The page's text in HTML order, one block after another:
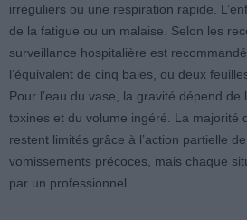
irréguliers ou une respiration rapide.
de la fatigue ou un malaise. Selon les
surveillance hospitalière est
l’équivalent de cinq baies, ou deux
Pour l’eau du vase, la gravité dépend de
toxines et du volume ingéré. La majorité
restent limités grâce à l’action partielle
vomissements précoces, mais chaque
par un professionnel.